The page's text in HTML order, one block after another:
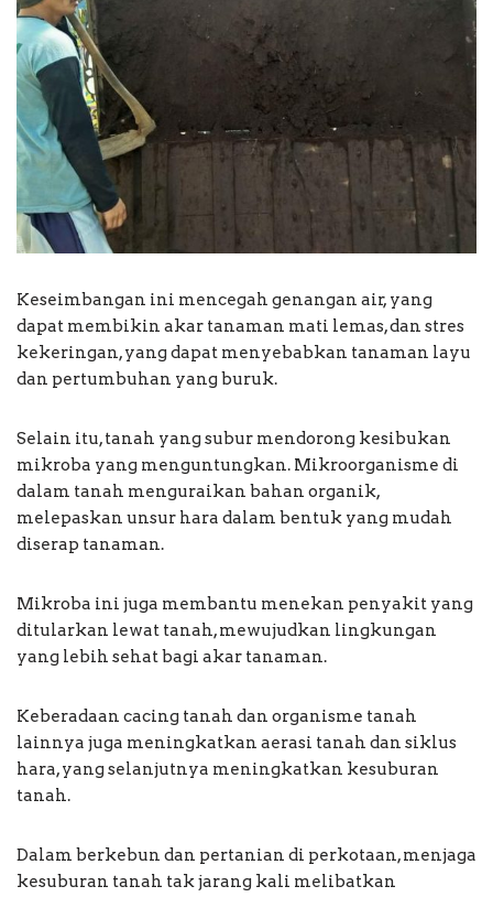
Keseimbangan ini mencegah genangan air, yang
dapat membikin akar tanaman mati lemas, dan stres
kekeringan, yang dapat menyebabkan tanaman layu
dan pertumbuhan yang buruk.
Selain itu, tanah yang subur mendorong kesibukan
mikroba yang menguntungkan. Mikroorganisme di
dalam tanah menguraikan bahan organik,
melepaskan unsur hara dalam bentuk yang mudah
diserap tanaman.
Mikroba ini juga membantu menekan penyakit yang
ditularkan lewat tanah, mewujudkan lingkungan
yang lebih sehat bagi akar tanaman.
Keberadaan cacing tanah dan organisme tanah
lainnya juga meningkatkan aerasi tanah dan siklus
hara, yang selanjutnya meningkatkan kesuburan
tanah.
Dalam berkebun dan pertanian di perkotaan, menjaga
kesuburan tanah tak jarang kali melibatkan